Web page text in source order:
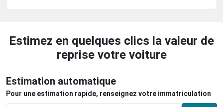
Estimez en quelques clics la valeur de
reprise votre voiture
Estimation automatique
Pour une estimation rapide, renseignez votre immatriculation